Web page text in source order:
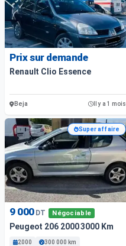
Prix sur demande
Renault Clio Essence
Beja Il y a 1 mois
Super affaire
9 000 DT Négociable
Peugeot 206 2000 3000 Km
2000 300 000 km